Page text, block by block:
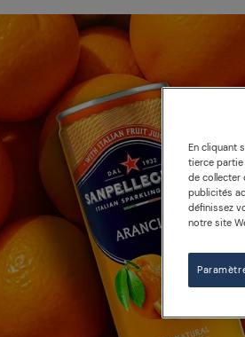
En cliquant
tierce partie
de collecter
publicités
définissez
notre site